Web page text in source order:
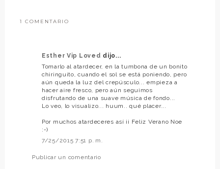
1 COMENTARIO
Esther Vip Loved dijo...
Tomarlo al atardecer, en la tumbona de un bonito
chiringuito, cuando el sol se está poniendo, pero
aún queda la luz del crepúsculo... empieza a
hacer aire fresco, pero aún seguimos
disfrutando de una suave música de fondo...
Lo veo, lo visualizo... huum.. qué placer...
Por muchos atardeceres así ¡¡ Feliz Verano Noe
:-)
7/25/2015 7:51 p. m.
Publicar un comentario